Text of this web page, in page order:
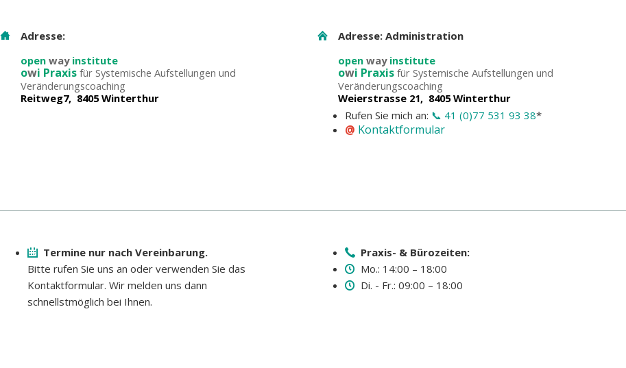
Adresse:
open wayinstitute
owi Praxis für Systemische Aufstellungen und
Veränderungscoaching
Reitweg7, 8405 Winterthur
Adresse: Administration
open wayinstitute
owi Praxisfür Systemische Aufstellungen und
Veränderungscoaching
Weierstrasse 21, 8405 Winterthur
Rufen Sie mich an: 📞 41 (0)77 531 93 38*
@ Kontaktformular
Termine nur nach Vereinbarung.
Bitte rufen Sie uns an oder verwenden Sie das
Kontaktformular. Wir melden uns dann
schnellstmöglich bei Ihnen.
Praxis- & Bürozeiten:
Mo.: 14:00 – 18:00
Di. - Fr.: 09:00 – 18:00